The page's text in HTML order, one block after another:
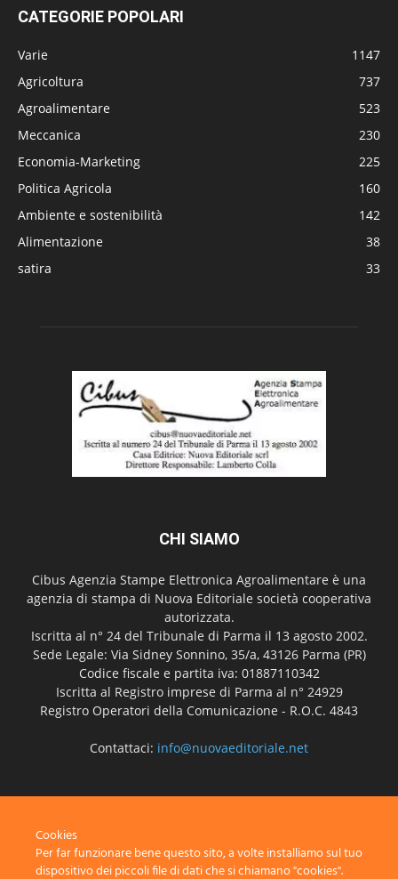
CATEGORIE POPOLARI
Varie
1147
Agricoltura
737
Agroalimentare
523
Meccanica
230
Economia-Marketing
225
Politica Agricola
160
Ambiente e sostenibilità
142
Alimentazione
38
satira
33
CHI SIAMO
Cibus Agenzia Stampe Elettronica Agroalimentare è una
agenzia di stampa di Nuova Editoriale società cooperativa
autorizzata.
Iscritta al n° 24 del Tribunale di Parma il 13 agosto 2002.
Sede Legale: Via Sidney Sonnino, 35/a, 43126 Parma (PR)
Codice fiscale e partita iva: 01887110342
Iscritta al Registro imprese di Parma al n° 24929
Registro Operatori della Comunicazione - R.O.C. 4843
Contattaci: info@nuovaeditoriale.net
Cookies
Per far funzionare bene questo sito, a volte installiamo sul tuo
dispositivo dei piccoli file di dati che si chiamano "cookies".